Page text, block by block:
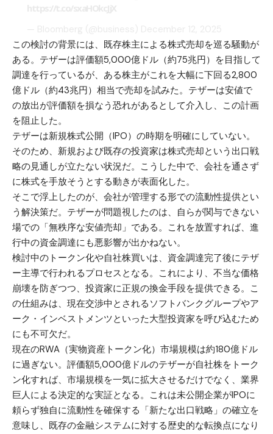
この検討の背景には、既存株主による株式売却を巡る騒動が
ある。テザーは評価額5,000億ドル（約75兆円）を目指して
調達を行っているが、ある株主がこれを大幅に下回る2,800
億ドル（約43兆円）相当で売却を試みた。テザーは安値で
の放出が評価額を損なう恐れがあるとして介入し、この計画
を阻止した。
テザーは新規株式公開（IPO）の時期を明確にしていない。
そのため、新規および既存の投資家は株式売却という出口戦
略の見通しが立たない状況だ。こうした中で、会社を通さず
に株式を手放そうとする動きが表面化した。
そこで浮上したのが、会社が管理する形での流動性提供とい
う解決策だ。テザーが問題視したのは、自らが関与できない
場での「無秩序な安値売却」である。これを放置すれば、進
行中の資金調達にも悪影響が出かねない。
検討中のトークン化や自社株買いは、資金調達完了後にテザ
ー主導で行われるプロセスとなる。これにより、不当な価格
崩壊を防ぎつつ、投資家に正規の換金手段を提供できる。こ
の仕組みは、現在交渉中とされるソフトバンクグループやア
ーク・インベストメンツといった大型投資家を呼び込むため
にも不可欠だ。
現在のRWA（実物資産トークン化）市場規模は約180億ドル
に過ぎない。評価額5,000億ドルのテザーが自社株をトーク
ン化すれば、市場規模を一気に拡大させるだけでなく、業界
巨人による決定的な実証となる。これは未公開企業がIPOに
頼らず独自に流動性を確保する「新たな出口戦略」の確立を
意味し、既存の金融システムに対する歴史的な転換点になり